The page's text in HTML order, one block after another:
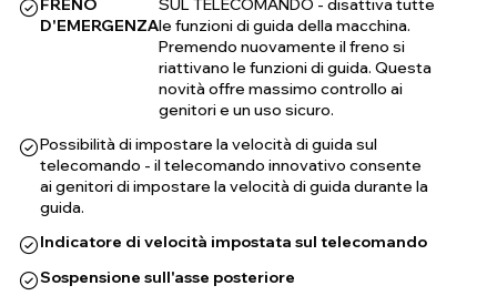
FRENO
D'EMERGENZA
SUL TELECOMANDO - disattiva tutte
le funzioni di guida della macchina.
Premendo nuovamente il freno si
riattivano le funzioni di guida. Questa
novità offre massimo controllo ai
genitori e un uso sicuro.
Possibilità di impostare la velocità di guida sul
telecomando - il telecomando innovativo consente
ai genitori di impostare la velocità di guida durante la
guida.
Indicatore di velocità impostata sul telecomando
Sospensione sull'asse posteriore